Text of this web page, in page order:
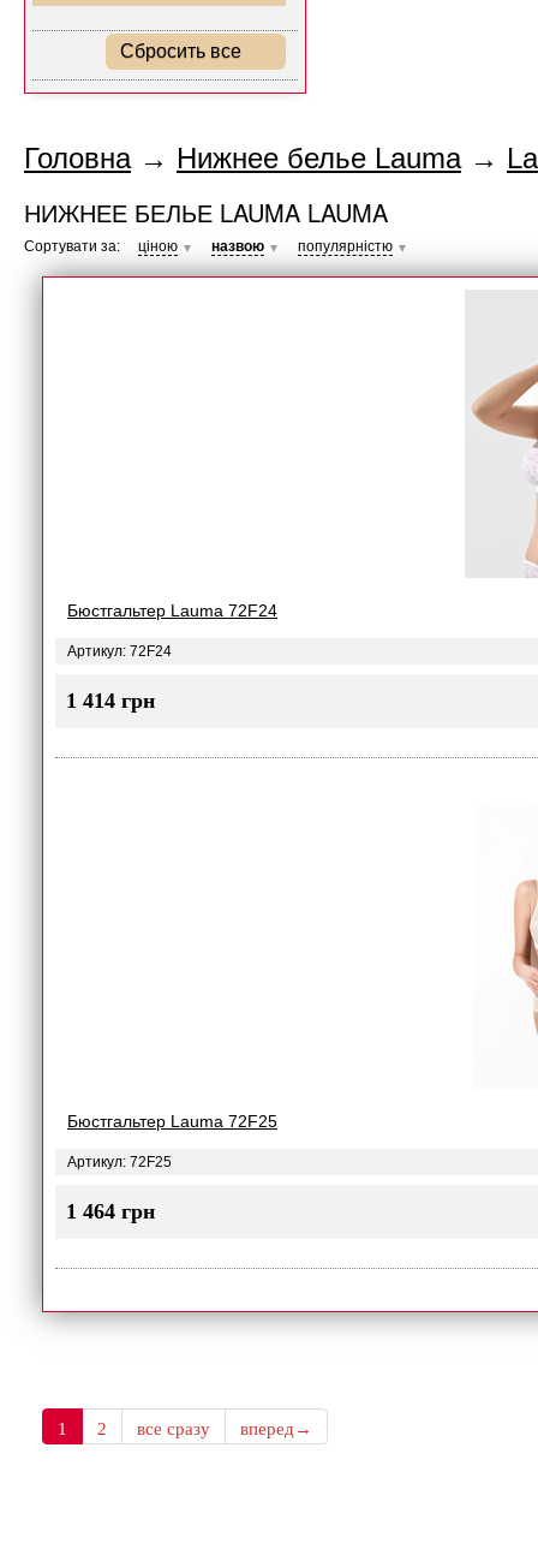
Сбросить все
Головна→ Нижнее белье Lauma→
НИЖНЕЕ БЕЛЬЕ LAUMA LAUMA
Сортувати за: ціною ▼ назвою ▼ популярністю ▼
Бюстгальтер Lauma 72F24
Артикул: 72F24
1 414 грн
Бюстгальтер Lauma 72F25
Артикул: 72F25
1 464 грн
1 2 все сразу вперед→